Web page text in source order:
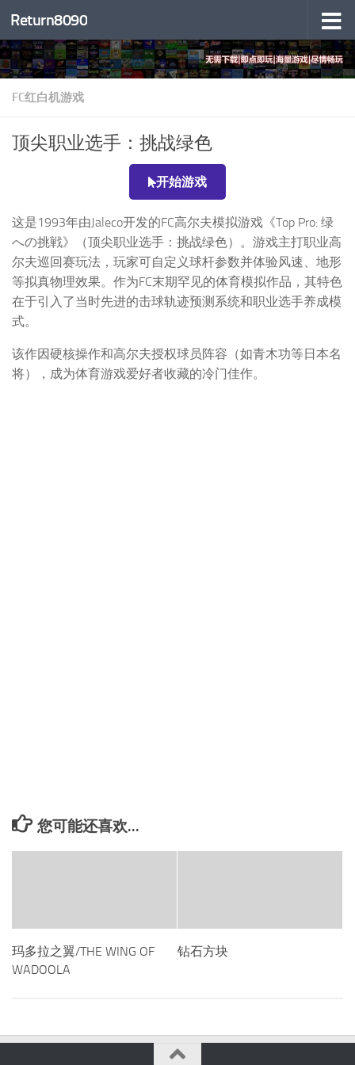
跳至内容
Return8090
FC红白机游戏
顶尖职业选手：挑战绿色
开始游戏
这是1993年由Jaleco开发的FC高尔夫模拟游戏《Top Pro: 绿
への挑戦》（顶尖职业选手：挑战绿色）。游戏主打职业高
尔夫巡回赛玩法，玩家可自定义球杆参数并体验风速、地形
等拟真物理效果。作为FC末期罕见的体育模拟作品，其特色
在于引入了当时先进的击球轨迹预测系统和职业选手养成模
式。
该作因硬核操作和高尔夫授权球员阵容（如青木功等日本名
将），成为体育游戏爱好者收藏的冷门佳作。
您可能还喜欢...
玛多拉之翼/THE WING OF
WADOOLA
钻石方块